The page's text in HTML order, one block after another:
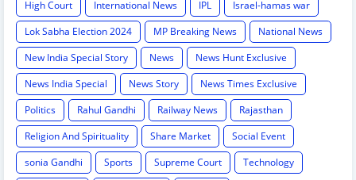
High Court
International News IPL
Israel-hamas war
Lok Sabha Election 2024
MP Breaking News
National News
New India Special Story
News
News Hunt Exclusive
News India Special
News Story
News Times Exclusive
Politics
Rahul Gandhi Railway News
Rajasthan
Religion And Spirituality
Share Market
Social Event
sonia Gandhi
Sports Supreme Court
Technology